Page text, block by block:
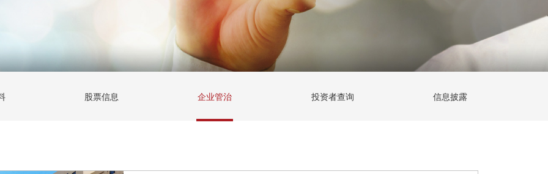
股票信息 企业管治 投资者查询 信息披露